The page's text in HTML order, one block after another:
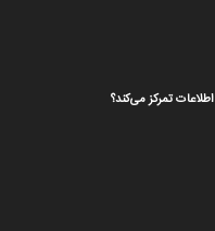
تمرکز می‌کند؟